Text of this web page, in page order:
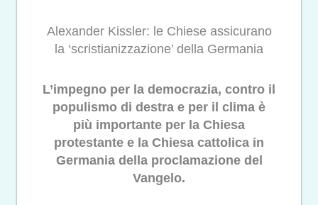
Alexander Kissler: le Chiese assicurano
la ‘scristianizzazione’ della Germania
L’impegno per la democrazia, contro il
populismo di destra e per il clima è
più importante per la Chiesa
protestante e la Chiesa cattolica in
Germania della proclamazione del
Vangelo.